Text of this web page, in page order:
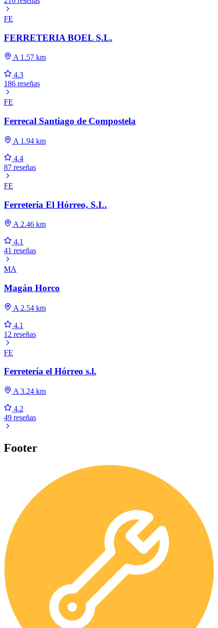
FE
FERRETERIA BOEL S.L.
A 1.57 km
4.3
186 reseñas
FE
Ferrecal Santiago de Compostela
A 1.94 km
4.4
87 reseñas
FE
Ferretería El Hórreo, S.L.
A 2.46 km
4.1
41 reseñas
MA
Magán Horco
A 2.54 km
4.1
12 reseñas
FE
Ferretería el Hórreo s.l.
A 3.24 km
4.2
49 reseñas
Footer